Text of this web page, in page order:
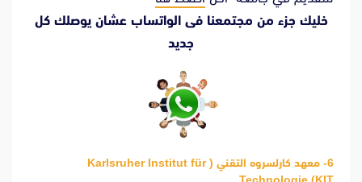
خليك جزء من مجتمعنا فى الواتساب عشان يوصلك كل
جديد
6- معهد كارلسروه التقني ( Karlsruher Institut für